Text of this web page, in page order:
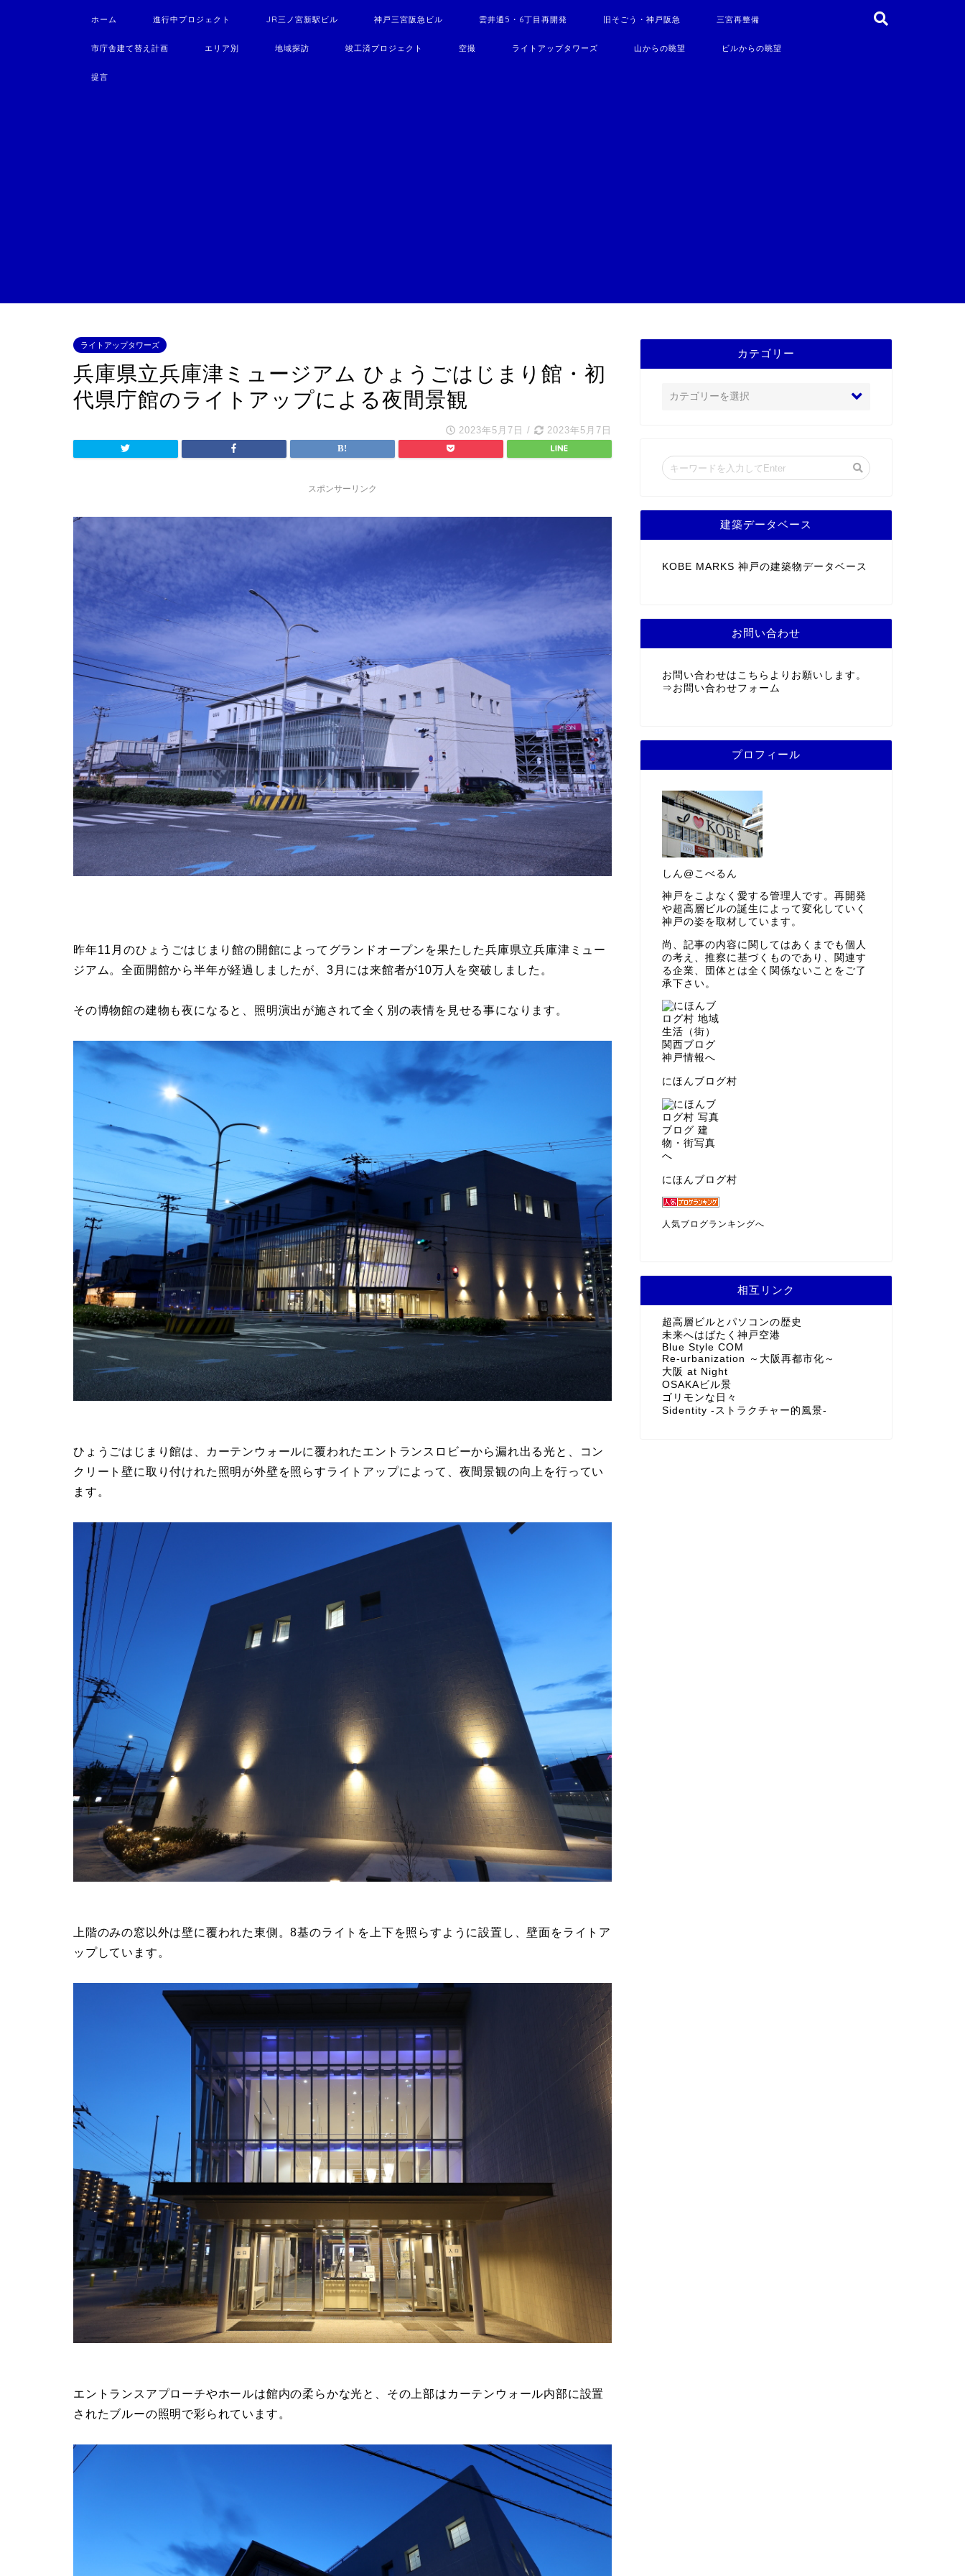
ホーム 進行中プロジェクト JR三ノ宮新駅ビル 神戸三宮阪急ビル 雲井通5・6丁目再開発 旧そごう・神戸阪急 三宮再整備
市庁舎建て替え計画 エリア別 地域探訪 竣工済プロジェクト 空撮 ライトアップタワーズ 山からの眺望 ビルからの眺望
提言
ライトアップタワーズ
兵庫県立兵庫津ミュージアム ひょうごはじまり館・初
代県庁館のライトアップによる夜間景観
2023年5月7日 / 2023年5月7日
スポンサーリンク
昨年11月のひょうごはじまり館の開館によってグランドオープンを果たした兵庫県立兵庫津ミュー
ジアム。全面開館から半年が経過しましたが、3月には来館者が10万人を突破しました。
その博物館の建物も夜になると、照明演出が施されて全く別の表情を見せる事になります。
ひょうごはじまり館は、カーテンウォールに覆われたエントランスロビーから漏れ出る光と、コン
クリート壁に取り付けれた照明が外壁を照らすライトアップによって、夜間景観の向上を行ってい
ます。
上階のみの窓以外は壁に覆われた東側。8基のライトを上下を照らすように設置し、壁面をライトア
ップしています。
エントランスアプローチやホールは館内の柔らかな光と、その上部はカーテンウォール内部に設置
されたブルーの照明で彩られています。
カテゴリー
建築データベース
KOBE MARKS 神戸の建築物データベース
お問い合わせ
お問い合わせはこちらよりお願いします。
⇒ お問い合わせフォーム
プロフィール
しん@こべるん
神戸をこよなく愛する管理人です。再開発
や超高層ビルの誕生によって変化していく
神戸の姿を取材しています。
尚、記事の内容に関してはあくまでも個人
の考え、推察に基づくものであり、関連す
る企業、団体とは全く関係ないことをご了
承下さい。
にほんブログ村
にほんブログ村
人気ブログランキングへ
相互リンク
超高層ビルとパソコンの歴史
未来へはばたく神戸空港
Blue Style COM
Re-urbanization ～大阪再都市化～
大阪 at Night
OSAKAビル景
ゴリモンな日々
Sidentity -ストラクチャー的風景-